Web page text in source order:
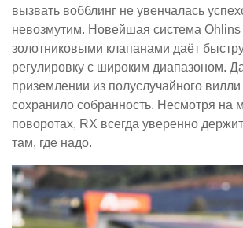
вызвать вобблинг не увенчалась
невозмутим. Новейшая система Ohlins
золотниковыми клапанами даёт
регулировку с широким диапазоном.
приземлении из полуслучайного
сохранило собранность. Несмотря на
поворотах, RX всегда уверенно
там, где надо.